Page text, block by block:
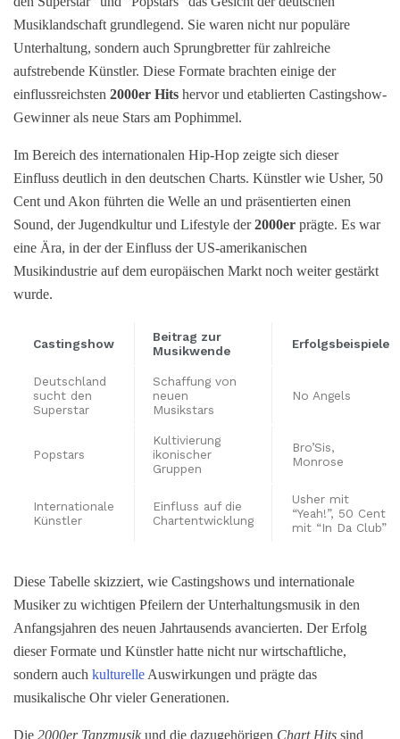
Musiklandschaft grundlegend. Sie waren nicht nur populäre
Unterhaltung, sondern auch Sprungbretter für zahlreiche
aufstrebende Künstler. Diese Formate brachten einige der
einflussreichsten 2000er Hits hervor und etablierten Castingshow-
Gewinner als neue Stars am Pophimmel.
Im Bereich des internationalen Hip-Hop zeigte sich dieser
Einfluss deutlich in den deutschen Charts. Künstler wie Usher, 50
Cent und Akon führten die Welle an und präsentierten einen
Sound, der Jugendkultur und Lifestyle der2000er prägte. Es war
eine Ära, in der der Einfluss der US-amerikanischen
Musikindustrie auf dem europäischen Markt noch weiter gestärkt
wurde.
Castingshow
Beitrag zur
Musikwende
Erfolgsbeispiele
Deutschland
sucht den
Superstar
Schaffung von
neuen
Musikstars
No Angels
Popstars
Kultivierung
ikonischer
Gruppen
Bro’Sis,
Monrose
Internationale
Künstler
Einfluss auf die
Chartentwicklung
Usher mit
“Yeah!”, 50 Cent
mit “In Da Club”
Diese Tabelle skizziert, wie Castingshows und internationale
Musiker zu wichtigen Pfeilern der Unterhaltungsmusik in den
Anfangsjahren des neuen Jahrtausends avancierten. Der Erfolg
dieser Formate und Künstler hatte nicht nur wirtschaftliche,
sondern auch kulturelle Auswirkungen und prägte das
musikalische Ohr vieler Generationen.
Die 2000er Tanzmusik und die dazugehörigen Chart Hits sind